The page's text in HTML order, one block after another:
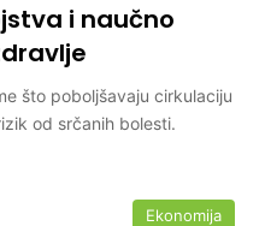
i naučno
što poboljšavaju cirkulaciju
od srčanih bolesti.
Ekonomija